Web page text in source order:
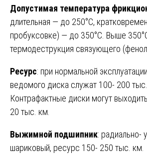
Допустимая температура
длительная — до 250°C,
пробуксовке) — до 350°C. Выше
термодеструкция связующего
Ресурс: при нормальной
ведомого диска служат 100- 200
Контрафактные диски могут
20 тыс. км.
Выжимной подшипник: радиально-
шариковый, ресурс 150- 250 тыс. км.